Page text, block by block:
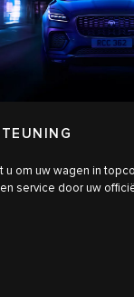
u om uw wagen in
service door uw